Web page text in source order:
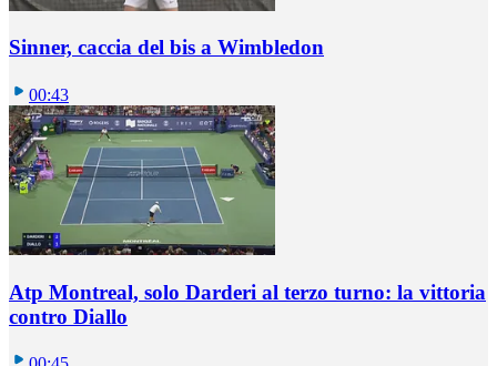
Sinner, caccia del bis a Wimbledon
00:43
Atp Montreal, solo Darderi al terzo turno: la vittoria
contro Diallo